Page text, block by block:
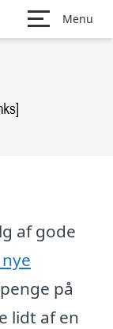
Menu
af gode
på
lidt af en